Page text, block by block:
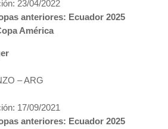
23/04/2022
anteriores: Ecuador 2025
América
– ARG
17/09/2021
anteriores: Ecuador 2025